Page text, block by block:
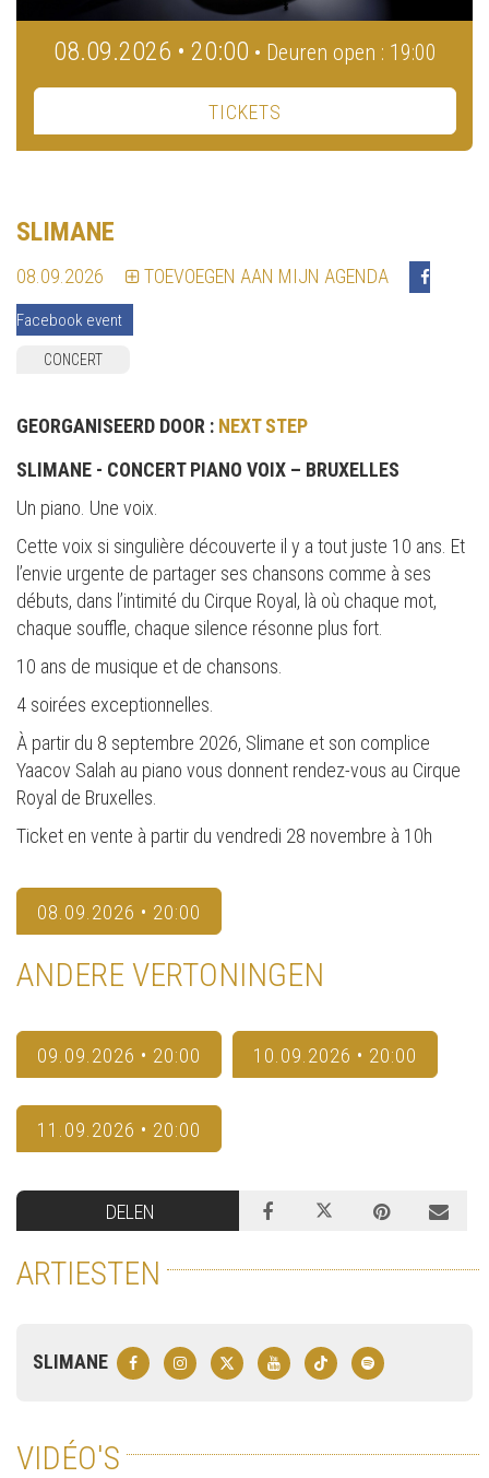
08.09.2026 • 20:00 • Deuren open : 19:00
TICKETS
SLIMANE
08.09.2026 TOEVOEGEN AAN MIJN AGENDA
Facebook event
CONCERT
GEORGANISEERD DOOR : NEXT STEP
SLIMANE - CONCERT PIANO VOIX – BRUXELLES
Un piano. Une voix.
Cette voix si singulière découverte il y a tout juste 10 ans. Et
l’envie urgente de partager ses chansons comme à ses
débuts, dans l’intimité du Cirque Royal, là où chaque mot,
chaque souffle, chaque silence résonne plus fort.
10 ans de musique et de chansons.
4 soirées exceptionnelles.
À partir du 8 septembre 2026, Slimane et son complice
Yaacov Salah au piano vous donnent rendez-vous au Cirque
Royal de Bruxelles.
Ticket en vente à partir du vendredi 28 novembre à 10h
08.09.2026 • 20:00
ANDERE VERTONINGEN
09.09.2026 • 20:00 10.09.2026 • 20:00
11.09.2026 • 20:00
DELEN
ARTIESTEN
SLIMANE
VIDÉO'S